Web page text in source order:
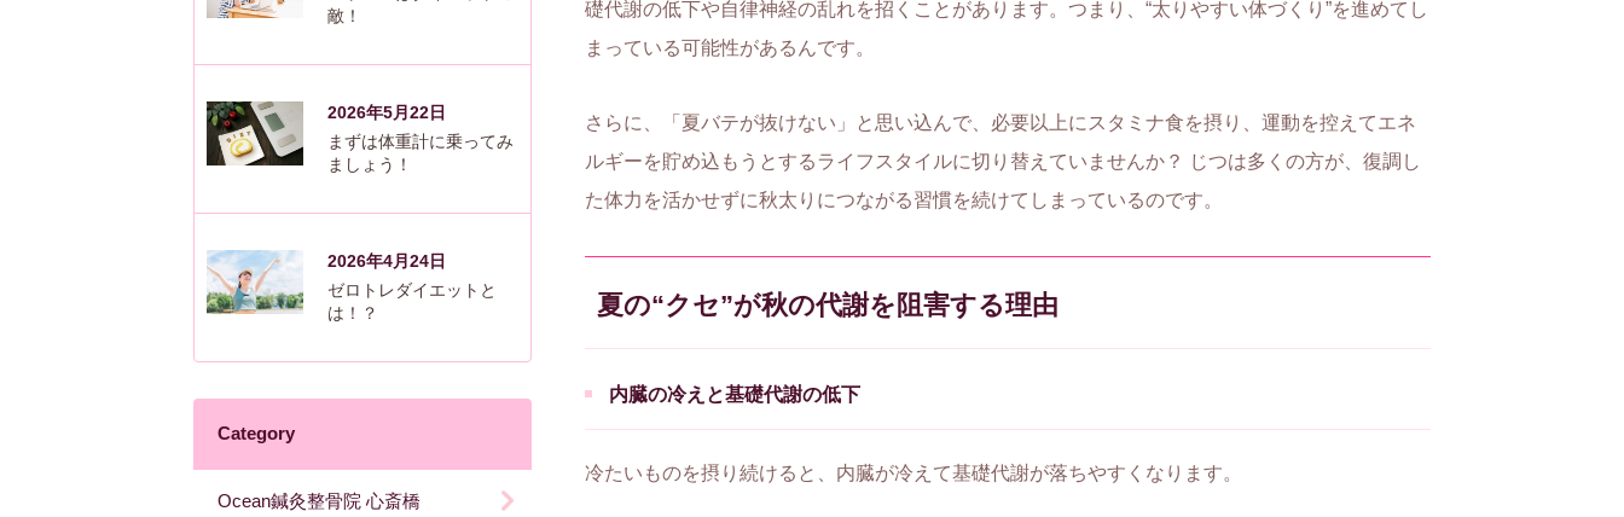
礎代謝の低下や自律神経の乱れを招くことがあります。つまり、“太りやすい体づくり”を進めてし
まっている可能性があるんです。
さらに、「夏バテが抜けない」と思い込んで、必要以上にスタミナ食を摂り、運動を控えてエネ
ルギーを貯め込もうとするライフスタイルに切り替えていませんか？ じつは多くの方が、復調し
た体力を活かせずに秋太りにつながる習慣を続けてしまっているのです。
夏の“クセ”が秋の代謝を阻害する理由
内臓の冷えと基礎代謝の低下
冷たいものを摂り続けると、内臓が冷えて基礎代謝が落ちやすくなります。
敵！
2026年5月22日
まずは体重計に乗ってみ
ましょう！
2026年4月24日
ゼロトレダイエットと
は！？
Category
Ocean鍼灸整骨院 心斎橋